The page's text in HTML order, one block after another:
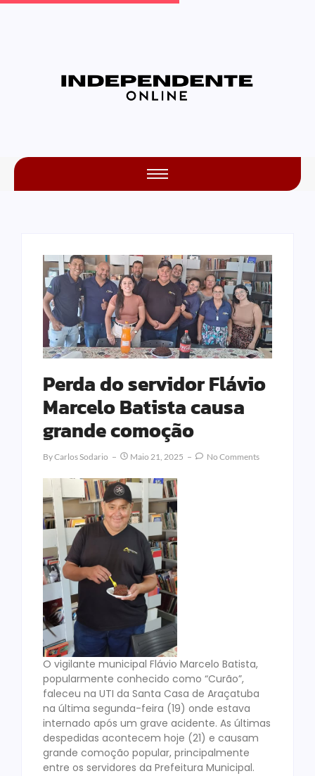
Perda do servidor Flávio
Marcelo Batista causa
grande comoção
ByCarlos Sodario Maio 21, 2025 No Comments
O vigilante municipal Flávio Marcelo Batista,
popularmente conhecido como “Curão”,
faleceu na UTI da Santa Casa de Araçatuba
na última segunda-feira (19) onde estava
internado após um grave acidente. As últimas
despedidas acontecem hoje (21) e causam
grande comoção popular, principalmente
entre os servidores da Prefeitura Municipal.